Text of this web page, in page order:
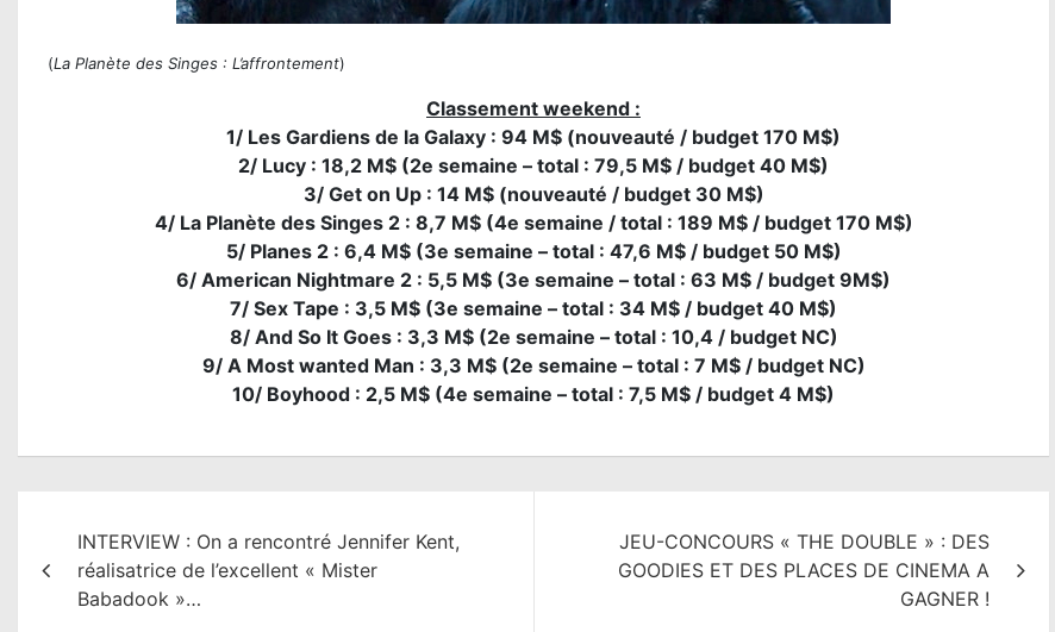
(La Planète des Singes : L’affrontement)
Classement weekend :
1/ Les Gardiens de la Galaxy : 94 M$ (nouveauté / budget 170 M$)
2/ Lucy : 18,2 M$ (2e semaine – total : 79,5 M$ / budget 40 M$)
3/ Get on Up : 14 M$ (nouveauté / budget 30 M$)
4/ La Planète des Singes 2 : 8,7 M$ (4e semaine / total : 189 M$ / budget 170 M$)
5/ Planes 2 : 6,4 M$ (3e semaine – total : 47,6 M$ / budget 50 M$)
6/ American Nightmare 2 : 5,5 M$ (3e semaine – total : 63 M$ / budget 9M$)
7/ Sex Tape : 3,5 M$ (3e semaine – total : 34 M$ / budget 40 M$)
8/ And So It Goes : 3,3 M$ (2e semaine – total : 10,4 / budget NC)
9/ A Most wanted Man : 3,3 M$ (2e semaine – total : 7 M$ / budget NC)
10/ Boyhood : 2,5 M$ (4e semaine – total : 7,5 M$ / budget 4 M$)
INTERVIEW : On a rencontré Jennifer Kent,
réalisatrice de l’excellent « Mister
Babadook »…
JEU-CONCOURS « THE DOUBLE » : DES
GOODIES ET DES PLACES DE CINEMA A
GAGNER !